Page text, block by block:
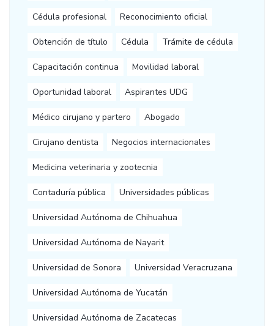
Cédula profesional Reconocimiento oficial
Obtención de título Cédula Trámite de cédula
Capacitación continua Movilidad laboral
Oportunidad laboral Aspirantes UDG
Médico cirujano y partero Abogado
Cirujano dentista Negocios internacionales
Medicina veterinaria y zootecnia
Contaduría pública Universidades públicas
Universidad Autónoma de Chihuahua
Universidad Autónoma de Nayarit
Universidad de Sonora Universidad Veracruzana
Universidad Autónoma de Yucatán
Universidad Autónoma de Zacatecas